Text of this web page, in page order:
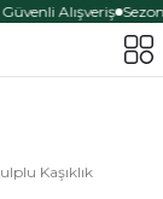
Alışveriş
Kaşıklık